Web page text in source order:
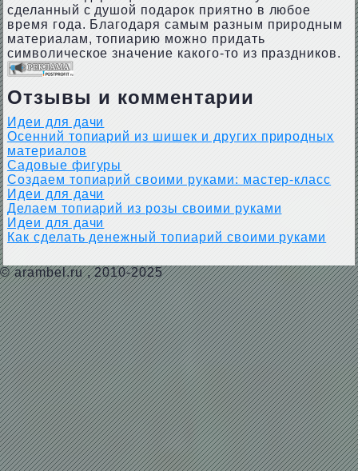
сделанный с душой подарок приятно в любое
время года. Благодаря самым разным природным
материалам, топиарию можно придать
символическое значение какого-то из праздников.
Отзывы и комментарии
Идеи для дачи
Осенний топиарий из шишек и других природных
материалов
Садовые фигуры
Создаем топиарий своими руками: мастер-класс
Идеи для дачи
Делаем топиарий из розы своими руками
Идеи для дачи
Как сделать денежный топиарий своими руками
© arambel.ru, 2010-2025